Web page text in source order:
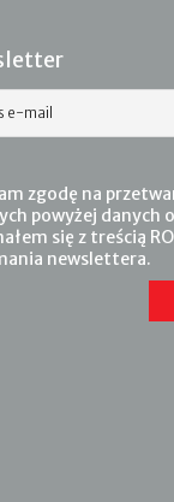
e-mail
zgodę na
powyżej danych
się z treścią
newslettera.